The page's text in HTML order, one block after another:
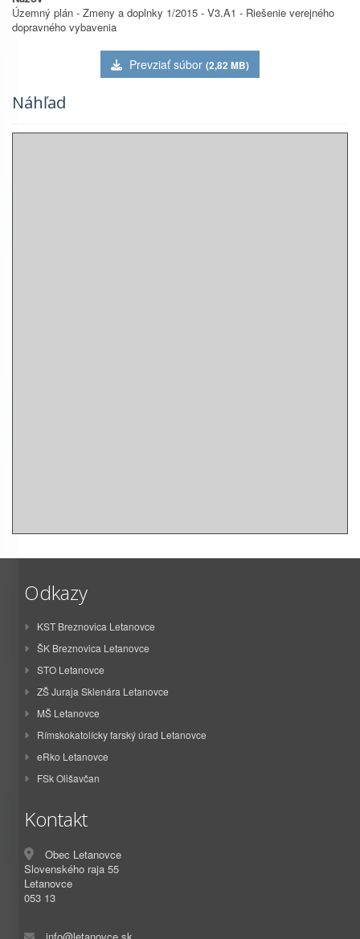
Územný plán - Zmeny a doplnky 1/2015 - V3.A1 - Riešenie verejného
dopravného vybavenia
Prevziať súbor (2,82 MB)
Náhľad
Odkazy
KST Breznovica Letanovce
ŠK Breznovica Letanovce
STO Letanovce
ZŠ Juraja Sklenára Letanovce
MŠ Letanovce
Rímskokatolícky farský úrad Letanovce
eRko Letanovce
FSk Olišavčan
Kontakt
Obec Letanovce
Slovenského raja 55
Letanovce
053 13